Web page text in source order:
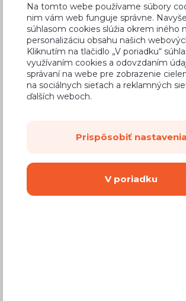
Na tomto webe používame súbory
nim vám web funguje správne.
súhlasom cookies slúžia okrem iného
personalizáciu obsahu našich
Kliknutím na tlačidlo „V poriadku“
využívaním cookies a odovzdaním
správaní na webe pre zobrazenie
na sociálnych sieťach a reklamných
ďalších weboch.
Prispôsobiť nastavenia
V poriadku